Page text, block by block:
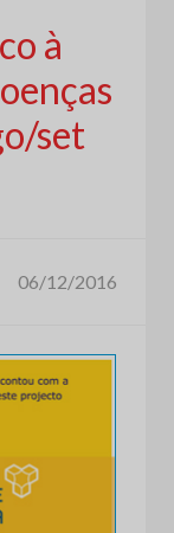
à
set
06/12/2016